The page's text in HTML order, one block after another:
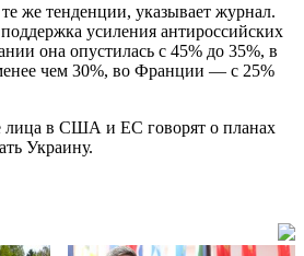
же тенденции, указывает журнал.
усиления антироссийских
она опустилась с 45% до 35%, в
чем 30%, во Франции — с 25%
в США и ЕС говорят о планах
Украину.